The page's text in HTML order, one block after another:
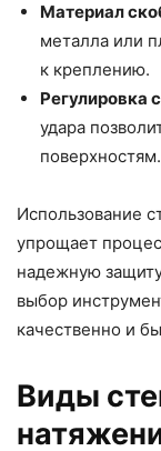
Материал
металла или
к креплению.
Регулировка
удара
поверхностям.
Использование
упрощает
надежную
выбор
качественно и
Виды